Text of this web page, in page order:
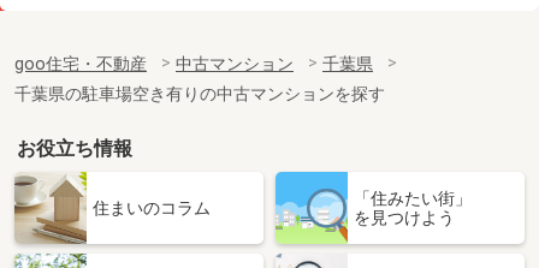
専有面積 72.38m²
間取り
2LDK
千葉県千葉市稲毛区小仲台８丁目
価 格
2,390万円
千葉県千葉市稲毛区小仲台８丁目
専有面積 75.18m²
goo住宅・不動産 中古マンション
千葉県
千葉県の駐車場空き有りの中古マンションを探す
お役立ち情報
住まいのコラム
「住みたい街」
を見つけよう